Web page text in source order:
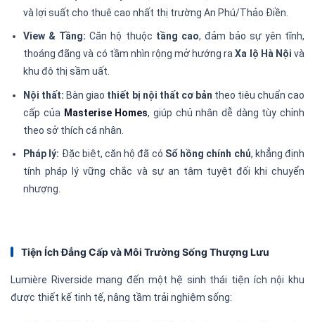
và lợi suất cho thuê cao nhất thị trường An Phú/Thảo Điền.
View & Tầng: Căn hộ thuộc tầng cao, đảm bảo sự yên tĩnh,
thoáng đãng và có tầm nhìn rộng mở hướng raXa lộ Hà Nội và
khu đô thị sầm uất.
Nội thất: Bàn giao thiết bị nội thất cơ bản theo tiêu chuẩn cao
cấp của Masterise Homes, giúp chủ nhân dễ dàng tùy chỉnh
theo sở thích cá nhân.
Pháp lý: Đặc biệt, căn hộ đã có Sổ hồng chính chủ, khẳng định
tính pháp lý vững chắc và sự an tâm tuyệt đối khi chuyển
nhượng.
Tiện Ích Đẳng Cấp và Môi Trường Sống Thượng Lưu
Lumière Riverside mang đến một hệ sinh thái tiện ích nội khu
được thiết kế tinh tế, nâng tầm trải nghiệm sống: